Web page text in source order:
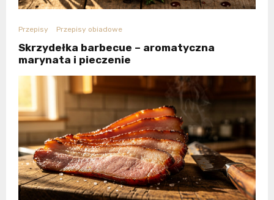
Przepisy Przepisy obiadowe
Skrzydełka barbecue – aromatyczna
marynata i pieczenie